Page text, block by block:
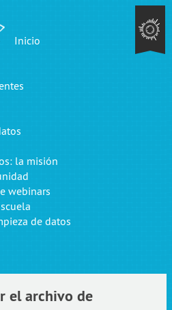
Inicio
la misión
webinars
de datos
el archivo de